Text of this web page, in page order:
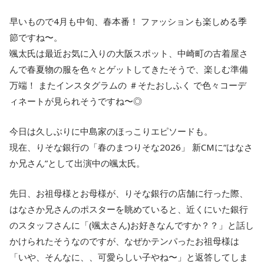
早いもので4月も中旬、春本番！ ファッションも楽しめる季
節ですね〜。
颯太氏は最近お気に入りの大阪スポット、中崎町の古着屋さ
んで春夏物の服を色々とゲットしてきたそうで、楽しむ準備
万端！ またインスタグラムの ＃そたおしふく で色々コーデ
ィネートが見られそうですね〜◎
今日は久しぶりに中島家のほっこりエピソードも。
現在、りそな銀行の「春のまつりそな2026」 新CMに“はなさ
か兄さん”として出演中の颯太氏。
先日、お祖母様とお母様が、りそな銀行の店舗に行った際、
はなさか兄さんのポスターを眺めていると、近くにいた銀行
のスタッフさんに「(颯太さん)お好きなんですか？？」と話し
かけられたそうなのですが、なぜかテンパったお祖母様は
「いや、そんなに、、可愛らしい子やね〜」と返答してしま